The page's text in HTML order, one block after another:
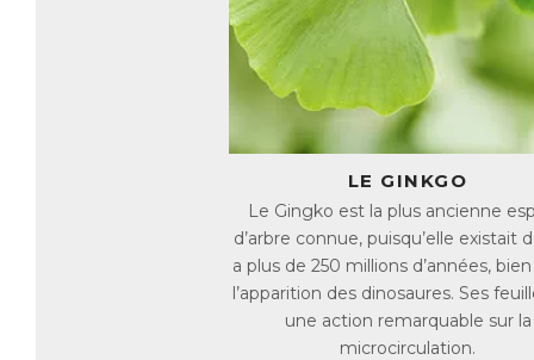
la
LE GINKGO
Le Gingko est la plus ancienne
d’arbre connue, puisqu’elle existait
a plus de 250 millions d’années,
l’apparition des dinosaures. Ses
une action remarquable sur la
microcirculation.